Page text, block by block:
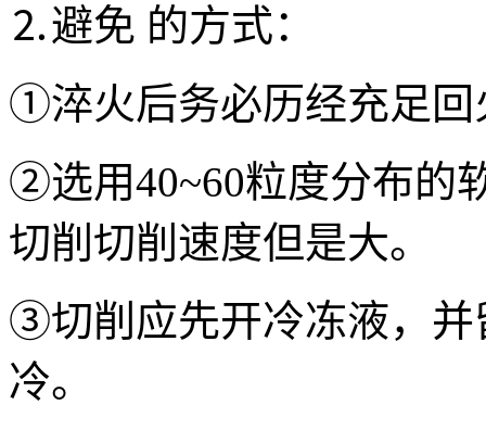
⒉避免 的方式：
①淬火后务必历经充足回
②选用40~60粒度分布的
切削切削速度但是大。
③切削应先开冷冻液，并
冷。